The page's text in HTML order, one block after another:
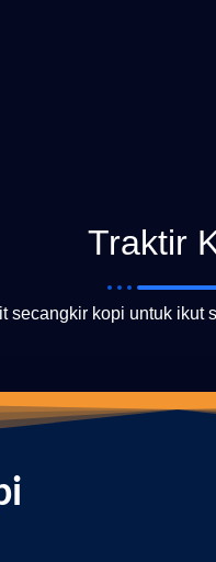
Traktir
secangkir kopi untuk ikut